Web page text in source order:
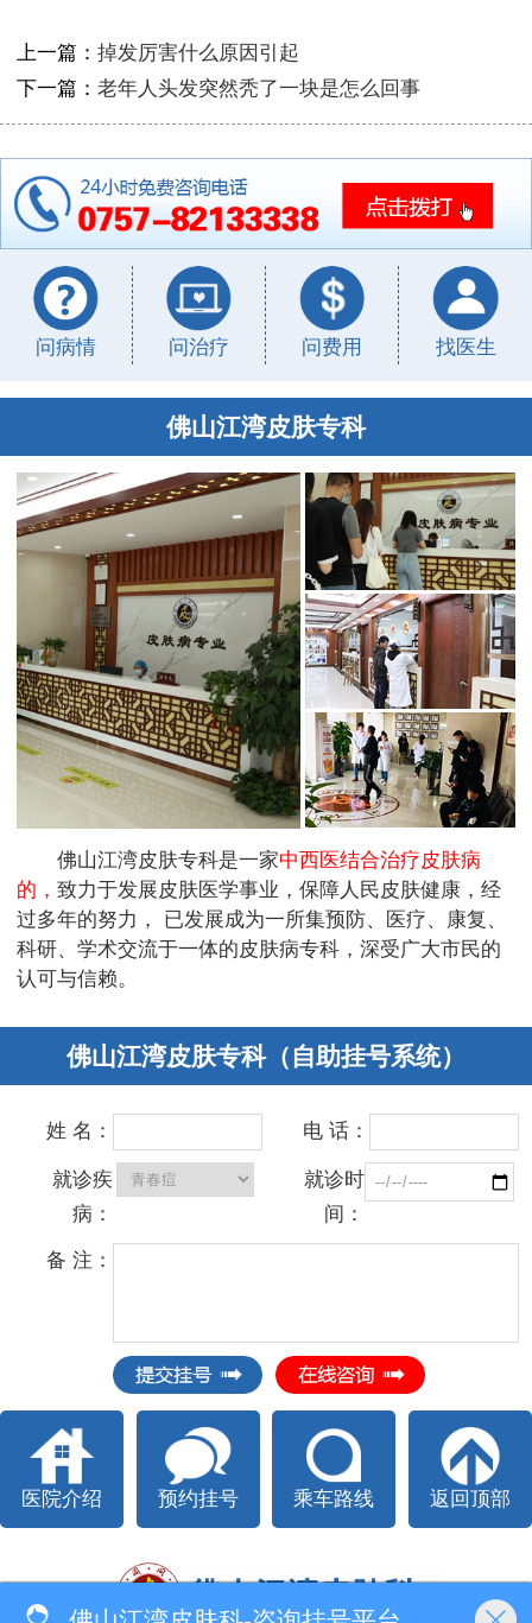
上一篇： 掉发厉害什么原因引起
下一篇： 老年人头发突然秃了一块是怎么回事
问病情 问治疗 问费用 找医生
佛山江湾皮肤专科
佛山江湾皮肤专科是一家中西医结合治疗皮肤病
的， 致力于发展皮肤医学事业，保障人民皮肤健康，经
过多年的努力， 已发展成为一所集预防、医疗、康复、
科研、学术交流于一体的皮肤病专科，深受广大市民的
认可与信赖。
佛山江湾皮肤专科（自助挂号系统）
姓 名： 电 话：
就诊疾
病：
就诊时
间：
备 注：
医院介绍 预约挂号 乘车路线 返回顶部